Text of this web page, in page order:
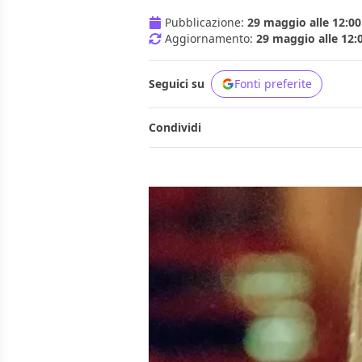
Pubblicazione: 29 maggio alle 12:00
Aggiornamento: 29 maggio alle
Seguici su Fonti preferite
Condividi